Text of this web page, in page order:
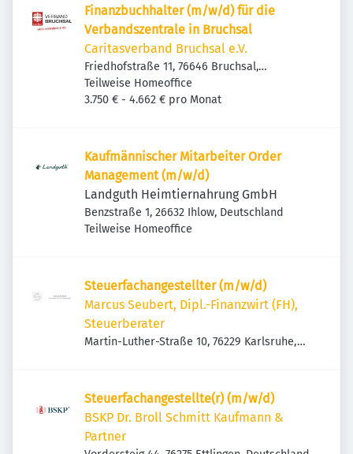
Finanzbuchhalter (m/w/d) für die
Verbandszentrale in Bruchsal
Caritasverband Bruchsal e.V.
Friedhofstraße 11, 76646 Bruchsal,
Deutschland
Teilweise Homeoffice
3.750 € - 4.662 € pro Monat
Kaufmännischer Mitarbeiter Order
Management (m/w/d)
Landguth Heimtiernahrung GmbH
Benzstraße 1, 26632 Ihlow, Deutschland
Teilweise Homeoffice
Steuerfachangestellter (m/w/d)
Marcus Seubert, Dipl.-Finanzwirt (FH),
Steuerberater
Martin-Luther-Straße 10, 76229 Karlsruhe,
Steuerfachangestellte(r) (m/w/d)
BSKP Dr. Broll Schmitt Kaufmann &
Partner